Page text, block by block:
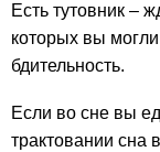
Есть тутовник –
которых вы
бдительность.
Если во сне вы
трактовании сна